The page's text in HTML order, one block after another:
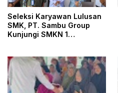
Seleksi Karyawan Lulusan
SMK, PT. Sambu Group
Kunjungi SMKN 1